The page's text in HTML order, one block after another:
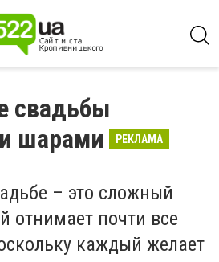
свадьбы
шарами
РЕКЛАМА
– это сложный
отнимает почти все
каждый желает